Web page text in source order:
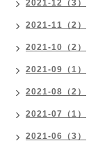
2021-12（3）
2021-11（2）
2021-10（2）
2021-09（1）
2021-08（2）
2021-07（1）
2021-06（3）